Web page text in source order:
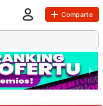
Comparte